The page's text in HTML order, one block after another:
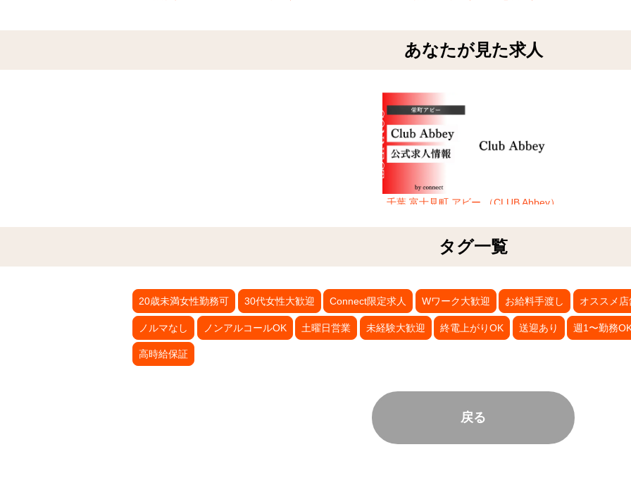
あなたが見た求人
千葉 富士見町 アビー （CLUB Abbey）
タグ一覧
20歳未満女性勤務可 30代女性大歓迎 Connect限定求人 Wワーク大歓迎 お給料手渡し オススメ店
ノルマなし ノンアルコールOK 土曜日営業 未経験大歓迎 終電上がりOK 送迎あり 週1〜勤務
高時給保証
戻る